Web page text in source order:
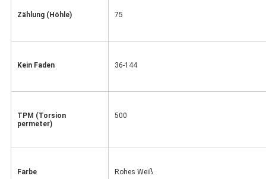
Zählung (Höhle) 75
Kein Faden 36-144
TPM (Torsion
permeter)
500
Farbe Rohes Weiß